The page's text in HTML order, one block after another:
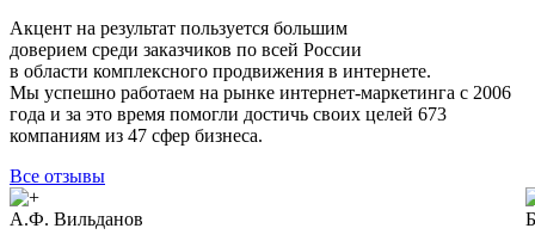
Акцент на результат пользуется большим
доверием среди заказчиков по всей Росcии
в области комплексного продвижения в интернете.
Мы успешно работаем на рынке интернет-маркетинга с 2006
года и за это время помогли достичь своих целей 673
компаниям из 47 сфер бизнеса.
Все отзывы
А.Ф. Вильданов